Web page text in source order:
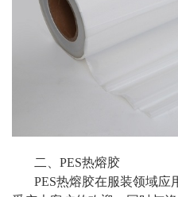
二、PES热熔胶
PES热熔胶在服装领域应